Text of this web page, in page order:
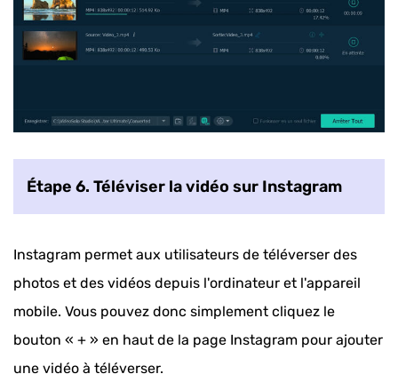
Étape 6. Téléviser la vidéo sur Instagram
Instagram permet aux utilisateurs de téléverser des
photos et des vidéos depuis l'ordinateur et l'appareil
mobile. Vous pouvez donc simplement cliquez le
bouton « + » en haut de la page Instagram pour ajouter
une vidéo à téléverser.